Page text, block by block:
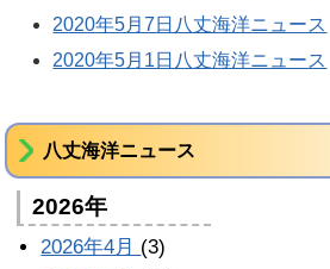
2020年5月7日八丈海洋ニュース
2020年5月1日八丈海洋ニュース
八丈海洋ニュース
2026年
2026年4月 (3)